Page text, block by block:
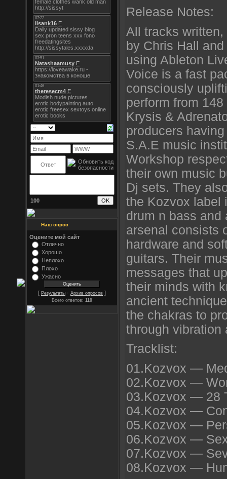
100
Наш опрос
Оцените мой сайт
Отлично
Хорошо
Неплохо
Плохо
Ужасно
[ Результаты · Архив опросов ]
Всего ответов: 110
Release Notes:
All tracks
by Chris Hall
using Ableton
Voice is a fast
consciously
perform from
Krysis &
producers
S.A.E music
Workshop
their own music
Dj sets. They
the Kozvox label
drum n bass and
arsenal consists
hardware and
guitars. Their
messages that
their minds with
ancient
the chakras to
through vibration
Tracklist:
01.Kozvox —
02.Kozvox —
03.Kozvox — 28
04.Kozvox —
05.Kozvox —
06.Kozvox —
07.Kozvox —
08.Kozvox —